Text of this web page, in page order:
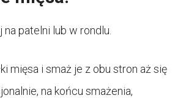
na patelni lub w rondlu.
mięsa i smaż je z obu stron aż się
na końcu smażenia,